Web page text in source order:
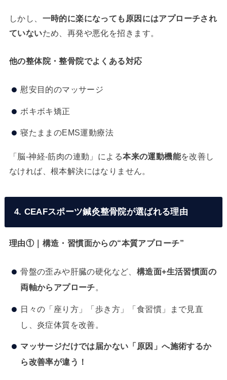
しかし、 一時的に楽になっても原因にはアプローチされ
ていないため、再発や悪化を招きます。
他の整体院・整骨院でよくある対応
慰安目的のマッサージ
ボキボキ矯正
寝たままのEMS運動療法
「脳-神経-筋肉の連動」による本来の運動機能を改善し
なければ、根本解決にはなりません。
4. CEAFスポーツ鍼灸整骨院が選ばれる理由
理由①｜構造・習慣面からの“本質アプローチ”
骨盤の歪みや肝臓の硬化など、 構造面+生活習慣面の
両軸からアプローチ。
日々の「座り方」「歩き方」「食習慣」まで見直
し、炎症体質を改善。
マッサージだけでは届かない「原因」へ施術するか
ら改善率が違う！